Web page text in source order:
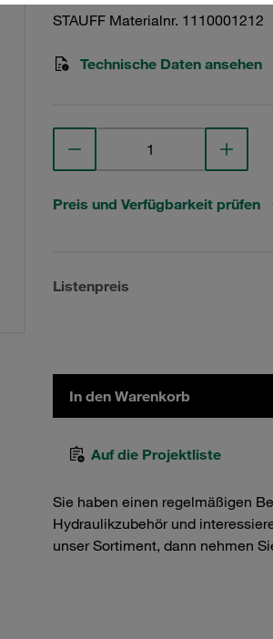
STAUFF Materialnr. 1110001212
Technische Daten ansehen
Preis und Verfügbarkeit prüfen
Listenpreis
In den Warenkorb
Auf die Projektliste
Sie haben einen regelmäßigen
Hydraulikzubehör und
unser Sortiment, dann nehmen